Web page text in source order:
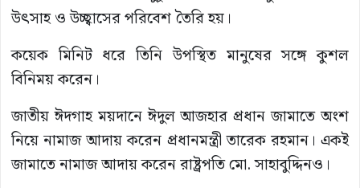
উৎসাহ ও উচ্ছ্বাসের পরিবেশ তৈরি হয়।
কয়েক মিনিট ধরে তিনি উপস্থিত মানুষের সঙ্গে কুশল
বিনিময় করেন।
জাতীয় ঈদগাহ ময়দানে ঈদুল আজহার প্রধান জামাতে অংশ
নিয়ে নামাজ আদায় করেন প্রধানমন্ত্রী তারেক রহমান। একই
জামাতে নামাজ আদায় করেন রাষ্ট্রপতি মো. সাহাবুদ্দিনও।